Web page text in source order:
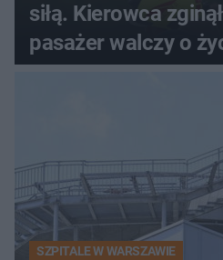
siłą. Kierowca
pasażer walczy o
SZPITALE W WARSZAWIE